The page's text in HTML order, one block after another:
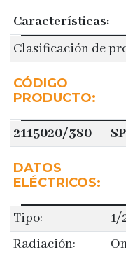
Características:
Clasificación de
CÓDIGO
PRODUCTO:
2115020/380
DATOS
ELÉCTRICOS:
Tipo:
1/
Radiación: